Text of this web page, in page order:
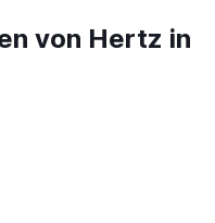
von Hertz in